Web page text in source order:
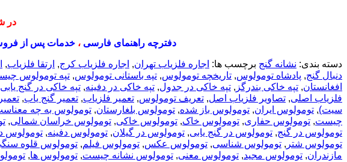
در
دفترچه راهنمای فارسی ،خدمات پس از
دسته بندی: نشانه گنج برچسب ها: اجاره فلزیاب تهران, اجاره فلزیاب کرج, ارتقا فلزیاب,
دنبال گنج, پادشاه تومولوس, تاریخچه تومولوس, تپه باستانی تومولوس, تپه تومولوس
افغانستان, تپه خاکی بندرگز , تپه خاکی در جدول, تپه خاکی در دفینه, تپه خاکی در گنج یابی
فلزیاب اصلی, تصاویر فلزیاب اصل, تعریف تومولوس, تعمیر فلزیاب, تعمیر گنج یاب,
سیت), تومولوس ایران, تومولوس باز شده, تومولوس بلغارستان, تومولوس به چه
چیست, تومولوس حفاری, تومولوس خاک, تومولوس خاکی, تومولوس خراسان شمالی,
تومولوس در گنج, تومولوس در گنج یابی, تومولوس در گیلان, تومولوس دفینه, تومولوس
تومولوس شتر , تومولوس شناسی, تومولوس عکس, تومولوس فیلم, تومولوس قلوه
مازندران, تومولوس مجید, تومولوس معنی, تومولوس نشانه چیست, تومولوس ها,